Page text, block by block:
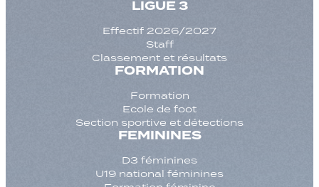
LIGUE 3
Effectif 2026/2027
Staff
Classement et résultats
FORMATION
Formation
Ecole de foot
Section sportive et détections
FEMININES
D3 féminines
U19 national féminines